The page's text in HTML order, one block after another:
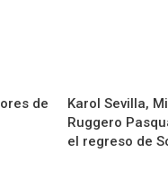
de
Karol Sevilla,
Ruggero
el regreso de